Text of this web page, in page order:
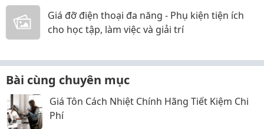
Giá đỡ điện thoại đa năng - Phụ kiện tiện ích
cho học tập, làm việc và giải trí
Bài cùng chuyên mục
Giá Tôn Cách Nhiệt Chính Hãng Tiết Kiệm Chi
Phí